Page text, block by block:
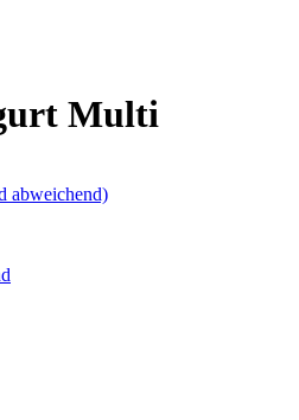
Multi
abweichend)